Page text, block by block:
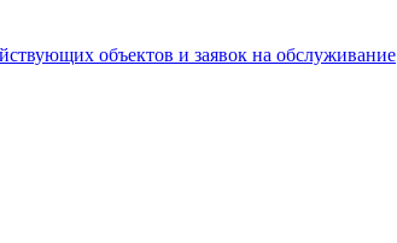
объектов и заявок на обслуживание